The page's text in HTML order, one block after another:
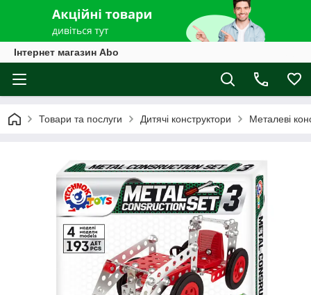
Інтернет магазин Abo
Товари та послуги Дитячі конструктори Металеві